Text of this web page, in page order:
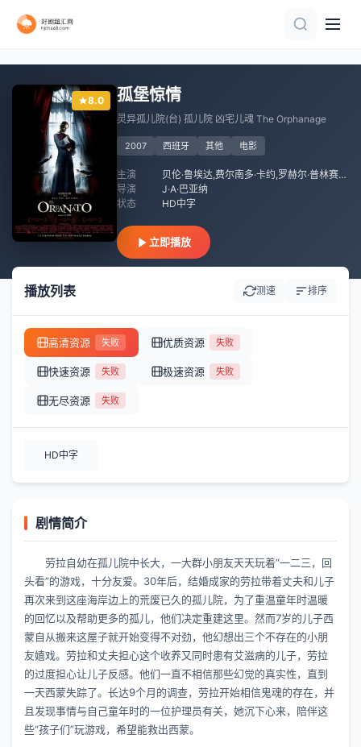
8.0 孤堡惊情
灵异孤儿院(台) 孤儿院 凶宅儿魂 The Orphanage
2007 西班牙 其他 电影
主演
贝伦·鲁埃达,费尔南多·卡约,罗赫尔·普林赛普,玛贝尔·里维拉,Montserrat,Carulla,杰拉丁·卓别林
导演
J·A·巴亚纳
状态
HD中字
立即播放
播放列表 测速 排序
高清资源 失败 优质资源 失败
快速资源 失败 极速资源 失败
无尽资源 失败
HD中字
剧情简介
劳拉自幼在孤儿院中长大，一大群小朋友天天玩着“一二三，回
头看”的游戏，十分友爱。30年后，结婚成家的劳拉带着丈夫和儿子
再次来到这座海岸边上的荒废已久的孤儿院，为了重温童年时温暖
的回忆以及帮助更多的孤儿，他们决定重建这里。然而7岁的儿子西
蒙自从搬来这屋子就开始变得不对劲，他幻想出三个不存在的小朋
友嬉戏。劳拉和丈夫担心这个收养又同时患有艾滋病的儿子，劳拉
的过度担心让儿子反感。他们一直不相信那些幻觉的真实性，直到
一天西蒙失踪了。长达9个月的调查，劳拉开始相信鬼魂的存在，并
且发现事情与自己童年时的一位护理员有关，她沉下心来，陪伴这
些“孩子们”玩游戏，希望能救出西蒙。
HD
正片
正片
正片
正片
HD
正片
HD中字
HD